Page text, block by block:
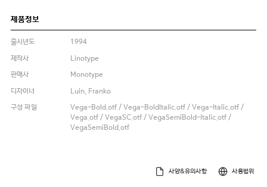
제품정보
출시년도
1994
제작사
Linotype
판매사
Monotype
디자이너
Luin, Franko
구성 파일
Vega-Bold.otf / Vega-BoldItalic.otf / Vega-Italic.otf /
Vega.otf / VegaSC.otf / VegaSemiBold-Italic.otf /
VegaSemiBold.otf
사양&유의사항 사용범위